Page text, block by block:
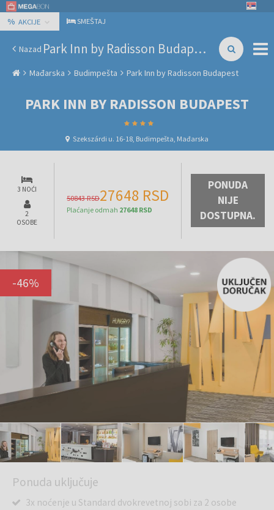
% AKCIJE SMEŠTAJ
Nazad Park Inn by Radisson Budapest
Mađarska Budimpešta Park Inn by Radisson Budapest
PARK INN BY RADISSON BUDAPEST
Szekszárdi u. 16-18, Budimpešta, Mađarska
3 NOĆI
2
OSOBE
50843 RSD27648 RSD
Plaćanje odmah 27648 RSD
PONUDA
NIJE
DOSTUPNA.
-46%
Ponuda uključuje
3x noćenje u Standard dvokrevetnoj sobi za 2 osobe